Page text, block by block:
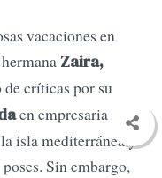
vacaciones en
Zaira,
críticas por su
en empresaria
isla mediterránea y
Sin embargo,